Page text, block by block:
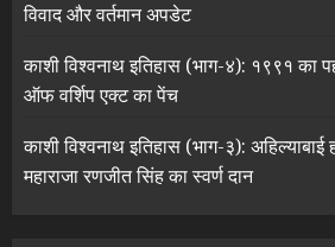
विवाद और वर्तमान अपडेट
काशी विश्वनाथ इतिहास (भाग-४): १९९१ का
ऑफ वर्शिप एक्ट का पेंच
काशी विश्वनाथ इतिहास (भाग-३):
महाराजा रणजीत सिंह का स्वर्ण दान